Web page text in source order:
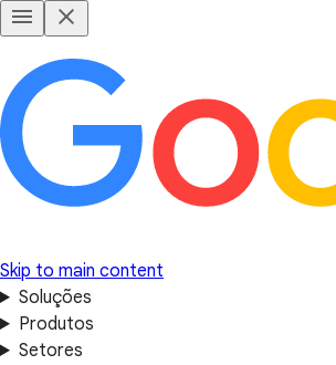
Skip to main content
Soluções
Produtos
Setores